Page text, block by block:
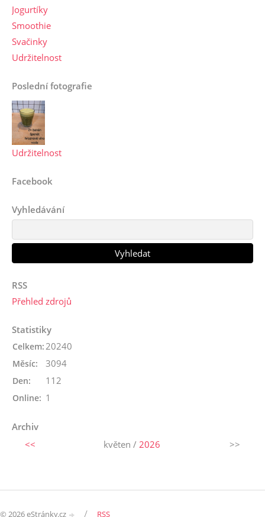
Jogurtíky
Smoothie
Svačinky
Udržitelnost
Poslední fotografie
Udržitelnost
Facebook
Vyhledávání
RSS
Přehled zdrojů
Statistiky
Online: 1
Celkem:20240
Měsíc: 3094
Den: 112
Archiv
<<
květen / 2026 >>
© 2026 eStránky.cz / RSS